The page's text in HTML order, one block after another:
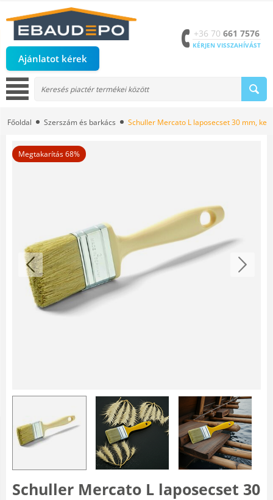
Ajánlatot kérek
+36 70 661 7576
KÉRJEN VISSZAHÍVÁST
Főoldal Szerszám és barkács Schuller Mercato L laposecset 30 mm,
Megtakarítás 68%
Schuller Mercato L laposecset 30